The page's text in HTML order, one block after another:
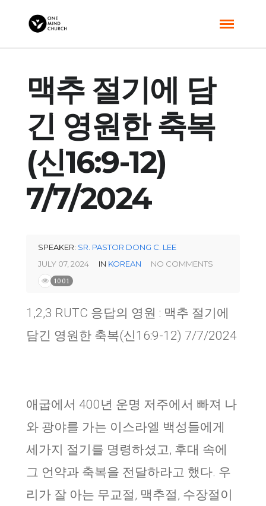
맥추 절기에 담
긴 영원한 축복
(신16:9-12)
7/7/2024
SPEAKER: SR. PASTOR DONG C. LEE
JULY 07, 2024
IN KOREAN NO COMMENTS
1001
1,2,3 RUTC 응답의 영원 : 맥추 절기에
담긴 영원한 축복(신16:9-12) 7/7/2024
애굽에서 400년 운명 저주에서 빠져 나
와 광야를 가는 이스라엘 백성들에게
세가지 절기를 명령하셨고, 후대 속에
그 언약과 축복을 전달하라고 했다. 우
리가 잘 아는 무교절, 맥추절, 수장절이